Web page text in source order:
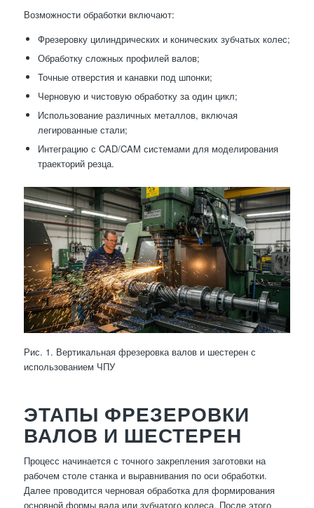
Возможности обработки включают:
Фрезеровку цилиндрических и конических зубчатых колес;
Обработку сложных профилей валов;
Точные отверстия и канавки под шпонки;
Черновую и чистовую обработку за один цикл;
Использование различных металлов, включая
легированные стали;
Интеграцию с CAD/CAM системами для моделирования
траекторий резца.
Рис. 1. Вертикальная фрезеровка валов и шестерен с
использованием ЧПУ
ЭТАПЫ ФРЕЗЕРОВКИ
ВАЛОВ И ШЕСТЕРЕН
Процесс начинается с точного закрепления заготовки на
рабочем столе станка и выравнивания по оси обработки.
Далее проводится черновая обработка для формирования
основной формы вала или зубчатого колеса. После этого